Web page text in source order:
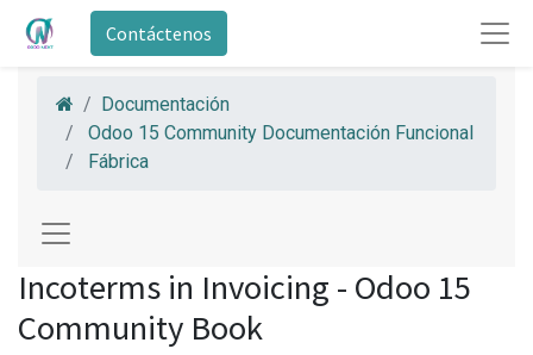
Contáctenos
Documentación
Odoo 15 Community Documentación Funcional
Fábrica
Incoterms in Invoicing - Odoo 15
Community Book